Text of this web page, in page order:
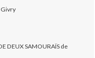
Givry
DEUX SAMOURAÏS de